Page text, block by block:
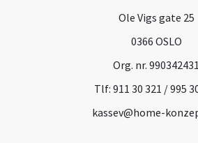
Ole Vigs gate 25
0366 OSLO
Org. nr. 990342431
Tlf: 911 30 321 / 995
kassev@home-